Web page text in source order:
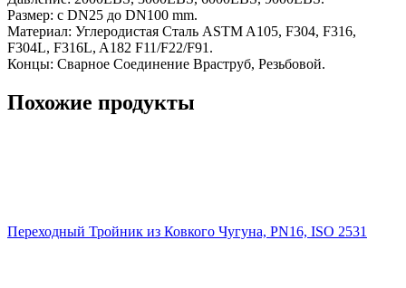
Размер: с DN25 до DN100 mm.
Материал: Углеродистая Сталь ASTM A105, F304, F316,
F304L, F316L, A182 F11/F22/F91.
Концы: Сварное Соединение Враструб, Резьбовой.
Похожие продукты
Переходный Тройник из Ковкого Чугуна, PN16, ISO 2531